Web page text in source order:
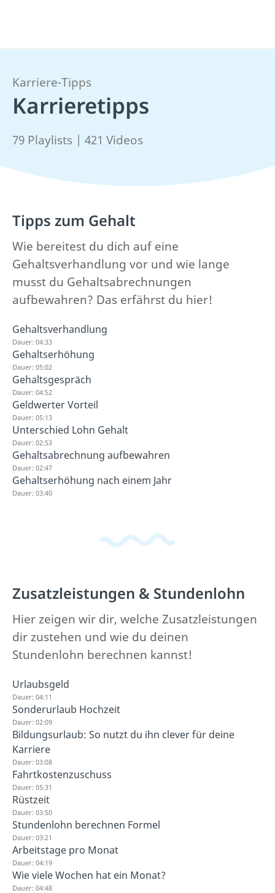
Karriere-Tipps
Karrieretipps
79 Playlists | 421 Videos
Tipps zum Gehalt
Wie bereitest du dich auf eine
Gehaltsverhandlung vor und wie lange
musst du Gehaltsabrechnungen
aufbewahren? Das erfährst du hier!
Gehaltsverhandlung
Dauer: 04:33
Gehaltserhöhung
Dauer: 05:02
Gehaltsgespräch
Dauer: 04:52
Geldwerter Vorteil
Dauer: 05:13
Unterschied Lohn Gehalt
Dauer: 02:53
Gehaltsabrechnung aufbewahren
Dauer: 02:47
Gehaltserhöhung nach einem Jahr
Dauer: 03:40
Zusatzleistungen & Stundenlohn
Hier zeigen wir dir, welche Zusatzleistungen
dir zustehen und wie du deinen
Stundenlohn berechnen kannst!
Urlaubsgeld
Dauer: 04:11
Sonderurlaub Hochzeit
Dauer: 02:09
Bildungsurlaub: So nutzt du ihn clever für deine
Karriere
Dauer: 03:08
Fahrtkostenzuschuss
Dauer: 05:31
Rüstzeit
Dauer: 03:50
Stundenlohn berechnen Formel
Dauer: 03:21
Arbeitstage pro Monat
Dauer: 04:19
Wie viele Wochen hat ein Monat?
Dauer: 04:48